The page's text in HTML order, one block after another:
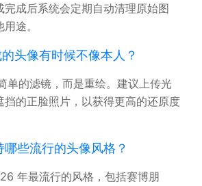
完成后系统会定期自动清理原始图
途。
头像有时候不像本人？
单的滤镜，而是重绘。建议上传光
挡的正脸照片，以获得更高的还原度
些流行的头像风格？
年最流行的风格，包括赛博朋